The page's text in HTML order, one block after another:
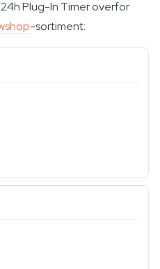
Plug-In Timer overfor
-sortiment: